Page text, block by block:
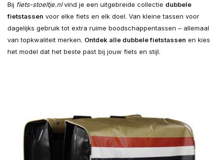
Bij fiets-stoeltje.nlvind je een uitgebreide collectie dubbele
fietstassen voor elke fiets en elk doel. Van kleine tassen voor
dagelijks gebruik tot extra ruime boodschappentassen – allemaal
van topkwaliteit merken. Ontdek alle dubbele fietstassen en kies
het model dat het beste past bij jouw fiets en stijl.